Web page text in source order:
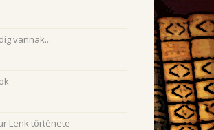
vannak...
Lenk története